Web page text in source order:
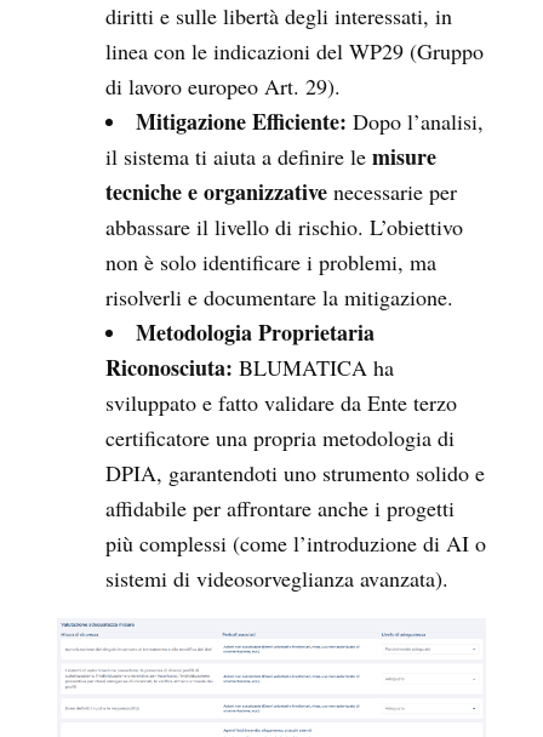
diritti e sulle libertà degli interessati, in
linea con le indicazioni del WP29 (Gruppo
di lavoro europeo Art. 29).
Mitigazione Efficiente: Dopo l’analisi,
il sistema ti aiuta a definire le misure
tecniche e organizzative necessarie per
abbassare il livello di rischio. L’obiettivo
non è solo identificare i problemi, ma
risolverli e documentare la mitigazione.
Metodologia Proprietaria
Riconosciuta: BLUMATICA ha
sviluppato e fatto validare da Ente terzo
certificatore una propria metodologia di
DPIA, garantendoti uno strumento solido e
affidabile per affrontare anche i progetti
più complessi (come l’introduzione di AI o
sistemi di videosorveglianza avanzata).